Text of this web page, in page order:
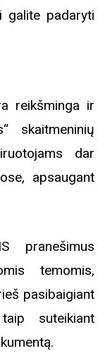
galite padaryti
reikšminga ir
skaitmeninių
dar
apsaugant
pranešimus
temomis,
pasibaigiant
taip suteikiant